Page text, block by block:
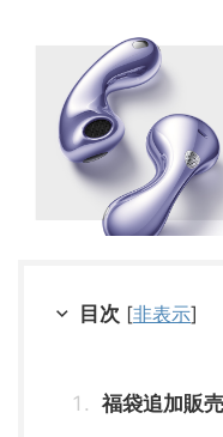
目次 [非表示]
福袋追加販